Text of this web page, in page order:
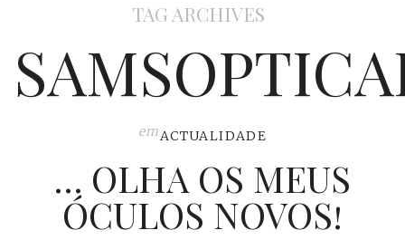
EU, PAI
TAG ARCHIVES
emACTUALIDADE
… OLHA OS MEUS
ÓCULOS NOVOS!